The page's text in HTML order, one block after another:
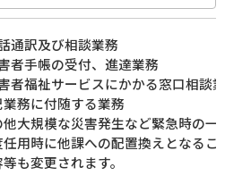
通訳及び相談業務
者手帳の受付、進達業務
者福祉サービスにかかる窓口相談
業務に付随する業務
他大規模な災害発生など緊急時の
用時に他課への配置換えとなるこ
も変更されます。